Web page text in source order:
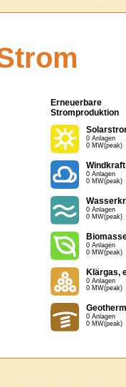
Erneuerbare
Stromproduktion
0 Anlagen
0 MW(peak)
Windkraft
0 Anlagen
0 MW(peak)
0 Anlagen
0 MW(peak)
0 Anlagen
0 MW(peak)
Klärgas,
0 Anlagen
0 MW(peak)
0 Anlagen
0 MW(peak)